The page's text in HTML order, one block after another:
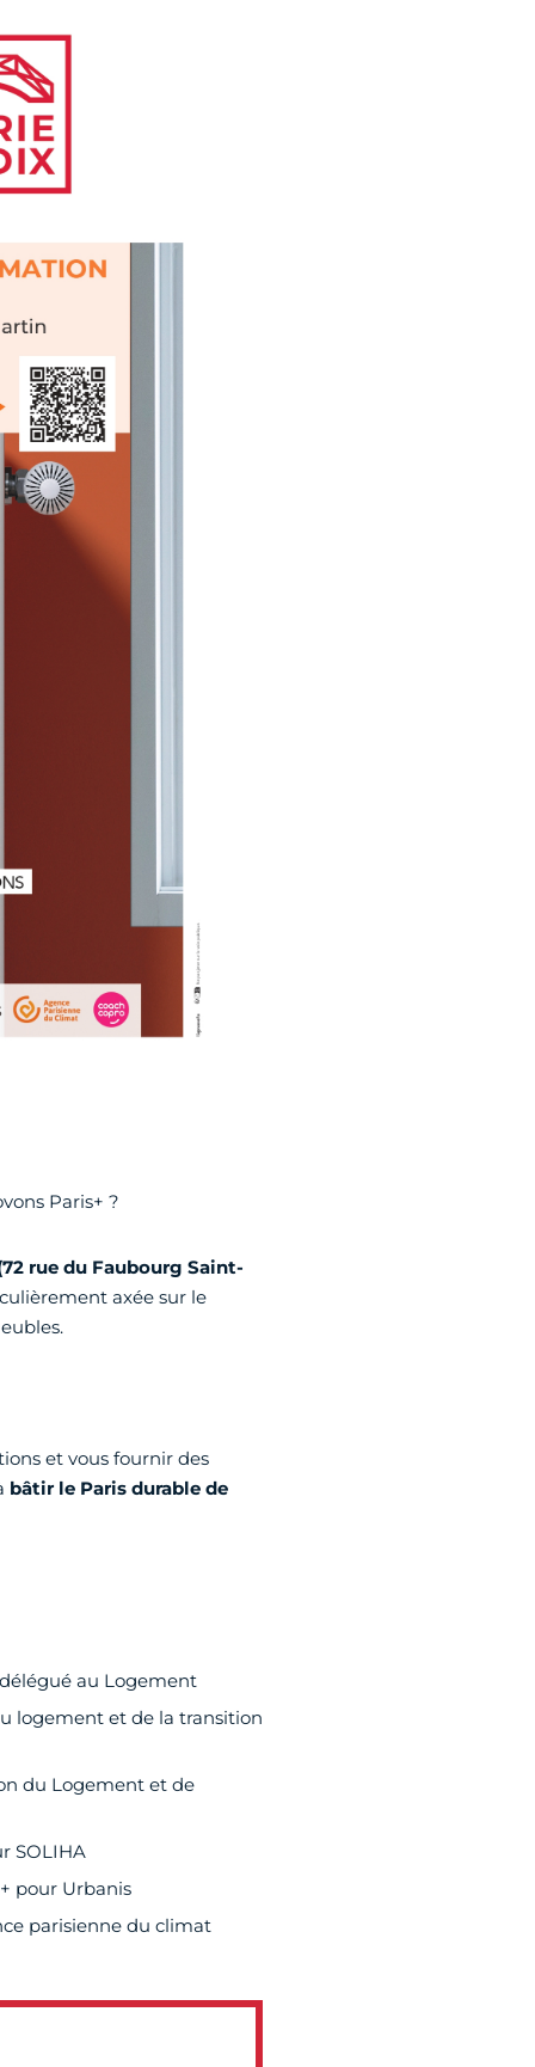
Paris+ ?
rue du Faubourg Saint-
axée sur le
et vous fournir des
bâtir le Paris durable de
au Logement
logement et de la transition
du Logement et de
SOLIHA
pour Urbanis
parisienne du climat